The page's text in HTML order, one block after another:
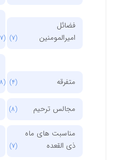
فضائل
امیرالمومنین
(27)
متفرقه (18)
مجالس ترحیم
مناسبت های ماه
ذی القعده